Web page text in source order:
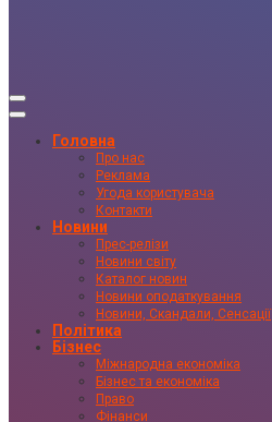
Головна
Про нас
Реклама
Угода користувача
Контакти
Новини
Прес-релізи
Новини світу
Каталог новин
Новини оподаткування
Новини, Скандали, Сенсації
Політика
Бізнес
Міжнародна економіка
Бізнес та економіка
Право
Фінанси